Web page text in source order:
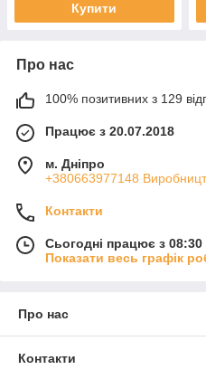
Купити
Про нас
100% позитивних з 129
Працює з 20.07.2018
м. Дніпро
+380663977148
Контакти
Сьогодні працює з
Показати весь графік
Про нас
Контакти